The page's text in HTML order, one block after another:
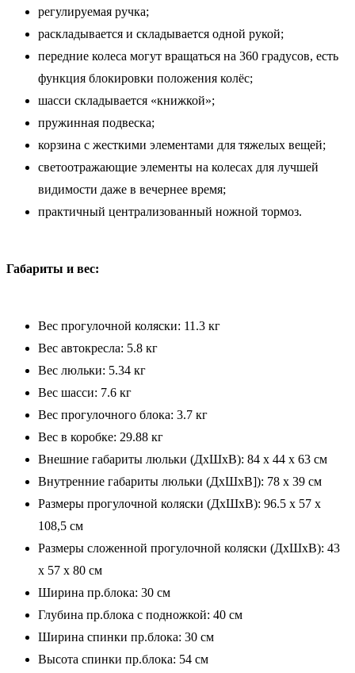
регулируемая ручка;
раскладывается и складывается одной рукой;
передние колеса могут вращаться на 360 градусов, есть
функция блокировки положения колёс;
шасси складывается «книжкой»;
пружинная подвеска;
корзина с жесткими элементами для тяжелых вещей;
светоотражающие элементы на колесах для лучшей
видимости даже в вечернее время;
практичный централизованный ножной тормоз.
Габариты и вес:
Вес прогулочной коляски: 11.3 кг
Вес автокресла: 5.8 кг
Вес люльки: 5.34 кг
Вес шасси: 7.6 кг
Вес прогулочного блока: 3.7 кг
Вес в коробке: 29.88 кг
Внешние габариты люльки (ДхШхВ): 84 х 44 x 63 см
Внутренние габариты люльки (ДхШxB]): 78 х 39 см
Размеры прогулочной коляски (ДхШхВ): 96.5 х 57 х
108,5 см
Размеры сложенной прогулочной коляски (ДхШхВ): 43
x 57 x 80 см
Ширина пр.блока: 30 см
Глубина пр.блока с подножкой: 40 см
Ширина спинки пр.блока: 30 см
Высота спинки пр.блока: 54 см